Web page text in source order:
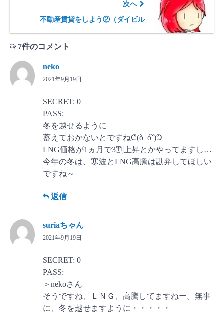
次へ
不動産賃貸をしよう②（ダイビル
7件のコメント
neko
2021年9月19日
SECRET: 0
PASS:
冬を越せるように
蓄えておかないとですねᕦ(ò_óˇ)ᕤ
LNG価格が1ヵ月で3割上昇とかやってますし…
今年の冬は、寒波とLNG高騰は勘弁してほしい
ですね～
返信
suriaちゃん
2021年9月19日
SECRET: 0
PASS:
＞nekoさん
そうですね、ＬＮＧ、高騰してますねー。無事
に、冬を越せますように・・・・・